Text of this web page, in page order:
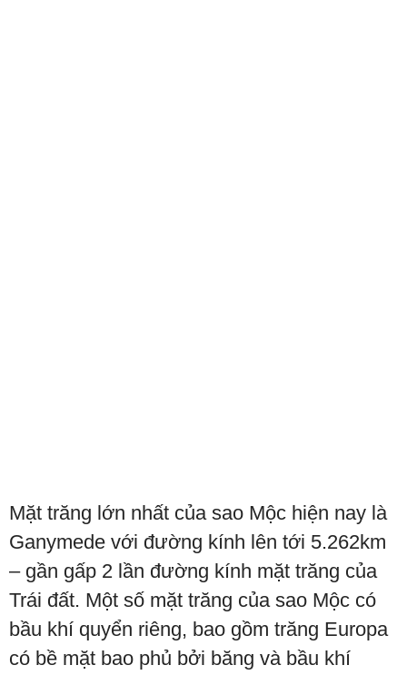
Mặt trăng lớn nhất của sao Mộc hiện nay là
Ganymede với đường kính lên tới 5.262km
– gần gấp 2 lần đường kính mặt trăng của
Trái đất. Một số mặt trăng của sao Mộc có
bầu khí quyển riêng, bao gồm trăng Europa
có bề mặt bao phủ bởi băng và bầu khí